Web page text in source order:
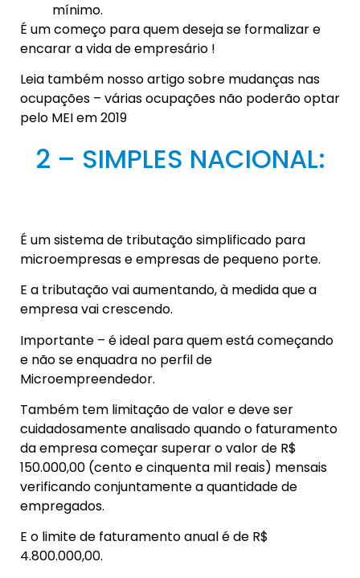
mínimo.
É um começo para quem deseja se formalizar e
encarar a vida de empresário !
Leia também nosso artigo sobre mudanças nas
ocupações – várias ocupações não poderão optar
pelo MEI em 2019
2 – SIMPLES NACIONAL:
É um sistema de tributação simplificado para
microempresas e empresas de pequeno porte.
E a tributação vai aumentando, à medida que a
empresa vai crescendo.
Importante – é ideal para quem está começando
e não se enquadra no perfil de
Microempreendedor.
Também tem limitação de valor e deve ser
cuidadosamente analisado quando o faturamento
da empresa começar superar o valor de R$
150.000,00 (cento e cinquenta mil reais) mensais
verificando conjuntamente a quantidade de
empregados.
E o limite de faturamento anual é de R$
4.800.000,00.